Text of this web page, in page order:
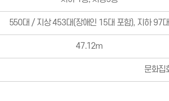
550대 / 지상 453대(장애인 15대 포함), 지하 97대
47.12m
문화집